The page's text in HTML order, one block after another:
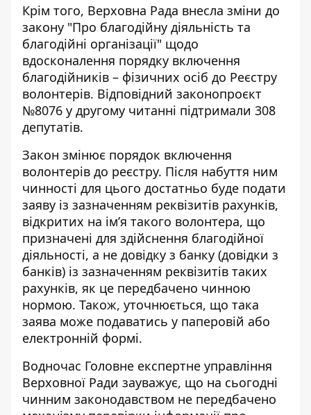
Крім того, Верховна Рада внесла зміни до
закону "Про благодійну діяльність та
благодійні організації" щодо
вдосконалення порядку включення
благодійників – фізичних осіб до Реєстру
волонтерів. Відповідний законопроєкт
№8076 у другому читанні підтримали 308
депутатів.
Закон змінює порядок включення
волонтерів до реєстру. Після набуття ним
чинності для цього достатньо буде подати
заяву із зазначенням реквізитів рахунків,
відкритих на ім’я такого волонтера, що
призначені для здійснення благодійної
діяльності, а не довідку з банку (довідки з
банків) із зазначенням реквізитів таких
рахунків, як це передбачено чинною
нормою. Також, уточнюється, що така
заява може подаватись у паперовій або
електронній формі.
Водночас Головне експертне управління
Верховної Ради зауважує, що на сьогодні
чинним законодавством не передбачено